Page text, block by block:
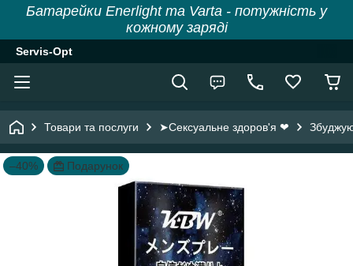
Батарейки Enerlight та Varta - потужність у
кожному заряді
Servis-Opt
Товари та послуги ➤Сексуальне здоров'я ❤
–40% Подарунок